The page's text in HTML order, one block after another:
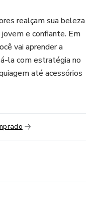
realçam sua beleza
e confiante. Em
vai aprender a
la com estratégia no
até acessórios